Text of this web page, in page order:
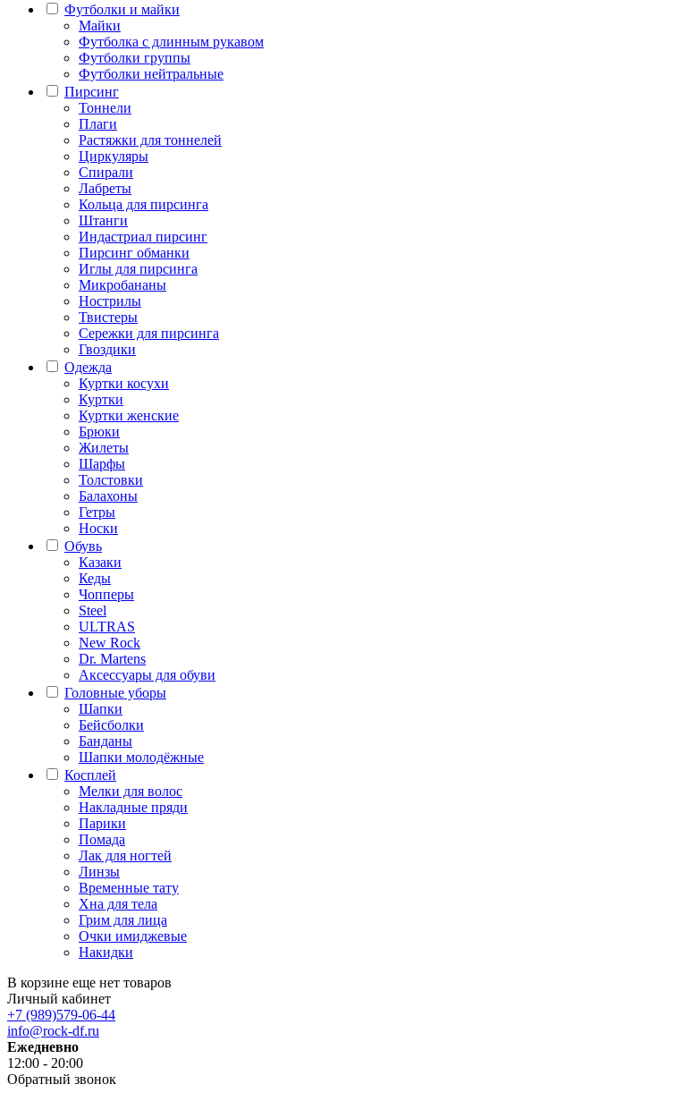
Футболки и майки
Майки
Футболка с длинным рукавом
Футболки группы
Футболки нейтральные
Пирсинг
Тоннели
Плаги
Растяжки для тоннелей
Циркуляры
Спирали
Лабреты
Кольца для пирсинга
Штанги
Индастриал пирсинг
Пирсинг обманки
Иглы для пирсинга
Микробананы
Нострилы
Твистеры
Сережки для пирсинга
Гвоздики
Одежда
Куртки косухи
Куртки
Куртки женские
Брюки
Жилеты
Шарфы
Толстовки
Балахоны
Гетры
Носки
Обувь
Казаки
Кеды
Чопперы
Steel
ULTRAS
New Rock
Dr. Martens
Аксессуары для обуви
Головные уборы
Шапки
Бейсболки
Банданы
Шапки молодёжные
Косплей
Мелки для волос
Накладные пряди
Парики
Помада
Лак для ногтей
Линзы
Временные тату
Хна для тела
Грим для лица
Очки имиджевые
Накидки
В корзине еще нет товаров
Личный кабинет
+7 (989)579-06-44
info@rock-df.ru
Ежедневно
12:00 - 20:00
Обратный звонок